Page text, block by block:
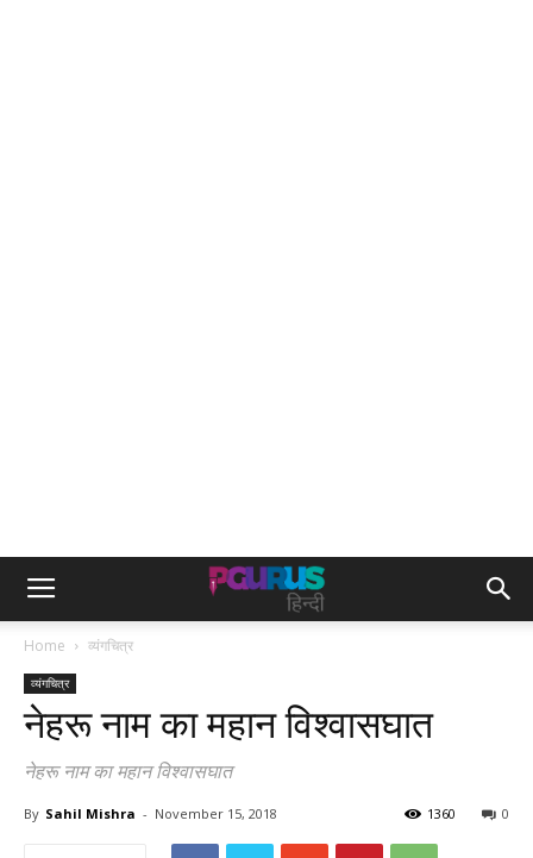
Home व्यंगचित्र
व्यंगचित्र
नेहरू नाम का महान विश्वासघात
नेहरू नाम का महान विश्वासघात
By Sahil Mishra - November 15, 2018 0
1360